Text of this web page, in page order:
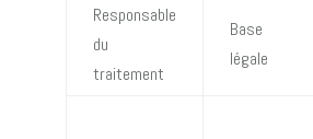
Responsable
du
traitement
Base
légale